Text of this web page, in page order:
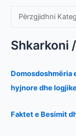
Shkarkoni
Domosdoshmëria
hyjnore dhe logjike
Faktet e Besimit